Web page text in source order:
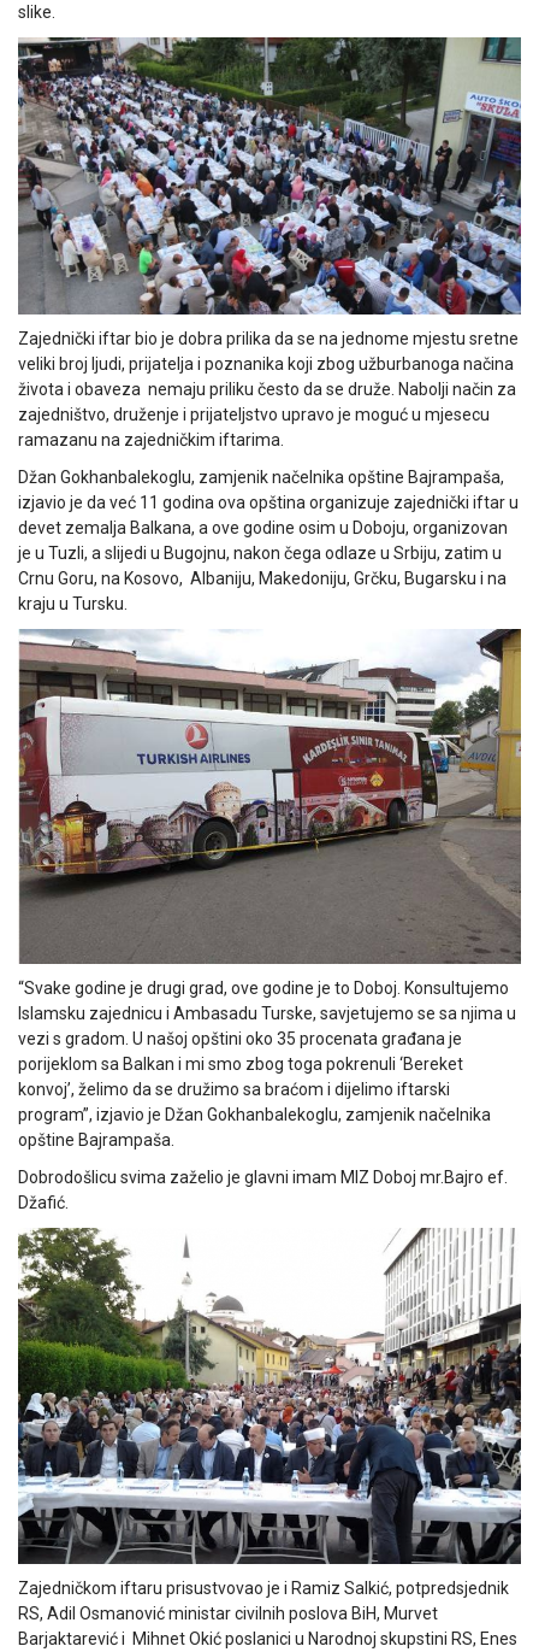
slike.
Zajednički iftar bio je dobra prilika da se na jednome mjestu sretne
veliki broj ljudi, prijatelja i poznanika koji zbog užburbanoga načina
života i obaveza nemaju priliku često da se druže. Nabolji način za
zajedništvo, druženje i prijateljstvo upravo je moguć u mjesecu
ramazanu na zajedničkim iftarima.
Džan Gokhanbalekoglu, zamjenik načelnika opštine Bajrampaša,
izjavio je da već 11 godina ova opština organizuje zajednički iftar u
devet zemalja Balkana, a ove godine osim u Doboju, organizovan
je u Tuzli, a slijedi u Bugojnu, nakon čega odlaze u Srbiju, zatim u
Crnu Goru, na Kosovo, Albaniju, Makedoniju, Grčku, Bugarsku i na
kraju u Tursku.
“Svake godine je drugi grad, ove godine je to Doboj. Konsultujemo
Islamsku zajednicu i Ambasadu Turske, savjetujemo se sa njima u
vezi s gradom. U našoj opštini oko 35 procenata građana je
porijeklom sa Balkan i mi smo zbog toga pokrenuli ‘Bereket
konvoj’, želimo da se družimo sa braćom i dijelimo iftarski
program”, izjavio je Džan Gokhanbalekoglu, zamjenik načelnika
opštine Bajrampaša.
Dobrodošlicu svima zaželio je glavni imam MIZ Doboj mr.Bajro ef.
Džafić.
Zajedničkom iftaru prisustvovao je i Ramiz Salkić, potpredsjednik
RS, Adil Osmanović ministar civilnih poslova BiH, Murvet
Barjaktarević i Mihnet Okić poslanici u Narodnoj skupstini RS, Enes